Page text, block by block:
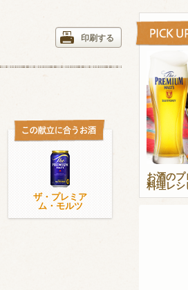
イタリアン
くだもの
印刷する
ザ・プレミア
ム・モルツ
お酒のプ
料理レシ